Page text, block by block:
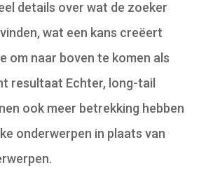
details over wat de zoeker
wat een kans creëert
om naar boven te komen als
resultaat Echter, long-tail
ook meer betrekking hebben
onderwerpen in plaats van